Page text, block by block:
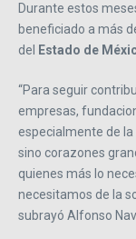
Durante estos
beneficiado a más
del
Estado de
“Para seguir
empresas,
especialmente de
sino corazones
quienes más lo
necesitamos de la
subrayó Alfonso